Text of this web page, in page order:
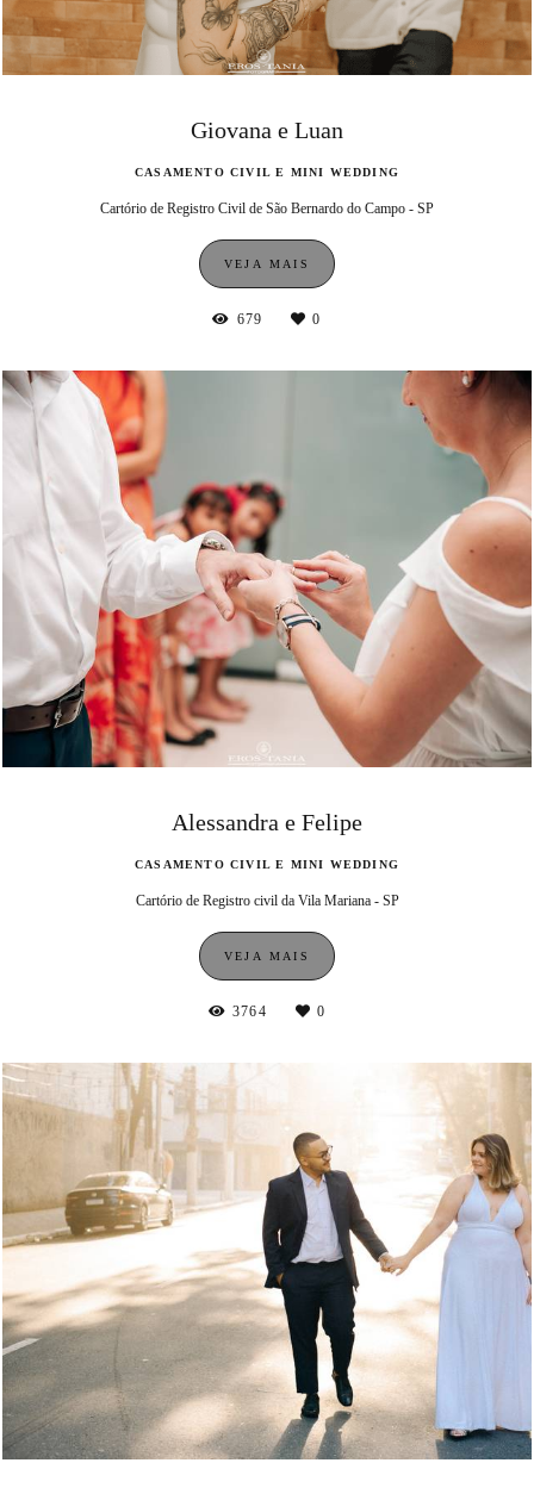
Giovana e Luan
CASAMENTO CIVIL E MINI WEDDING
Cartório de Registro Civil de São Bernardo do Campo - SP
VEJA MAIS
679 0
Alessandra e Felipe
CASAMENTO CIVIL E MINI WEDDING
Cartório de Registro civil da Vila Mariana - SP
VEJA MAIS
3764 0